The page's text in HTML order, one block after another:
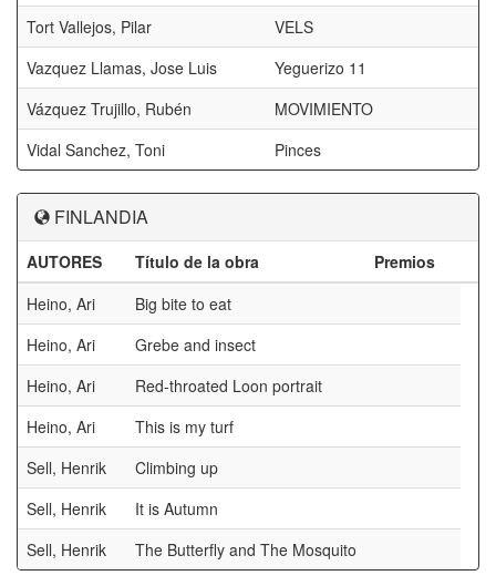
Tort Vallejos, Pilar
VELS
Vazquez Llamas, Jose Luis
Yeguerizo 11
Vázquez Trujillo, Rubén
MOVIMIENTO
Vidal Sanchez, Toni
Pinces
FINLANDIA
AUTORES Título de la obra
Premios
Heino, Ari
Big bite to eat
Heino, Ari
Grebe and insect
Heino, Ari
Red-throated Loon portrait
Heino, Ari
This is my turf
Sell, Henrik
Climbing up
Sell, Henrik
It is Autumn
Sell, Henrik
The Butterfly and The Mosquito